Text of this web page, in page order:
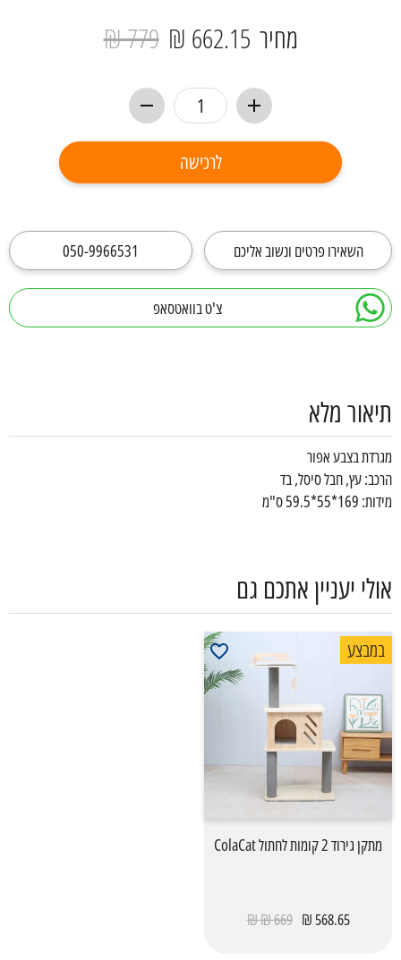
מחיר 662.15 ₪
779 ₪
לרכישה
השאירו פרטים ונשוב אליכם 050-9966531
צ'ט בוואטסאפ
תיאור מלא
מגרדת בצבע אפור
הרכב: עץ, חבל סיסל, בד
מידות: 169*55*59.5 ס"מ
אולי יעניין אתכם גם
במבצע
מתקן גירוד 2 קומות לחתול ColaCat
568.65 ₪
669 ₪ ₪